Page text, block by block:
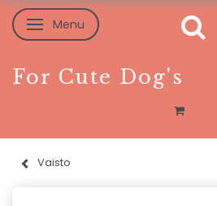
Skifte navigation
Menu
For Cute Dog's
Vaisto